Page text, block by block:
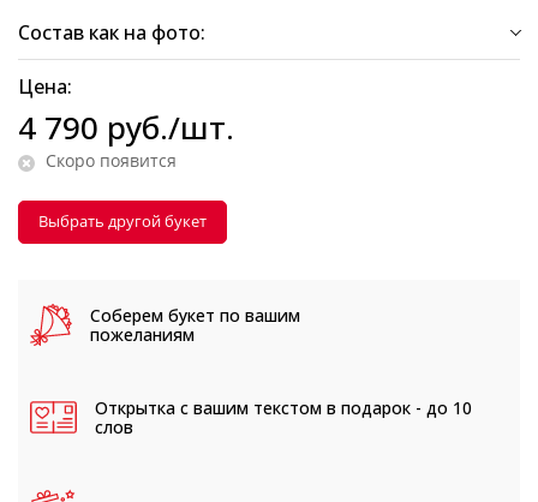
Состав как на фото:
Цена:
4 790 руб./шт.
Скоро появится
Выбрать другой букет
Соберем букет по вашим
пожеланиям
Открытка с вашим текстом в подарок - до 10
слов